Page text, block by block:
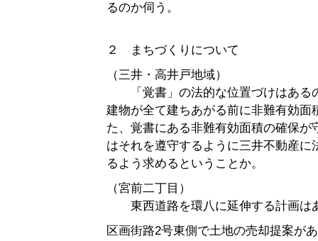
るのか伺う。
２ まちづくりについて
（三井・高井戸地域）
「覚書」の法的な位置づけはある
建物が全て建ちあがる前に非難有効面
た、覚書にある非難有効面積の確保が
はそれを遵守するように三井不動産に
るよう求めるということか。
（宮前二丁目）
東西道路を環八に延伸する計画は
区画街路2号東側で土地の売却提案が